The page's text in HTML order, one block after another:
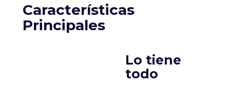
Características
Principales
Lo tiene
todo